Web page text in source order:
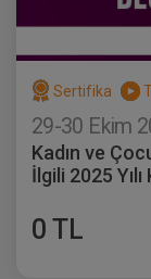
Sertifika
29-30 Ekim
Kadın ve
İlgili 2025
0 TL